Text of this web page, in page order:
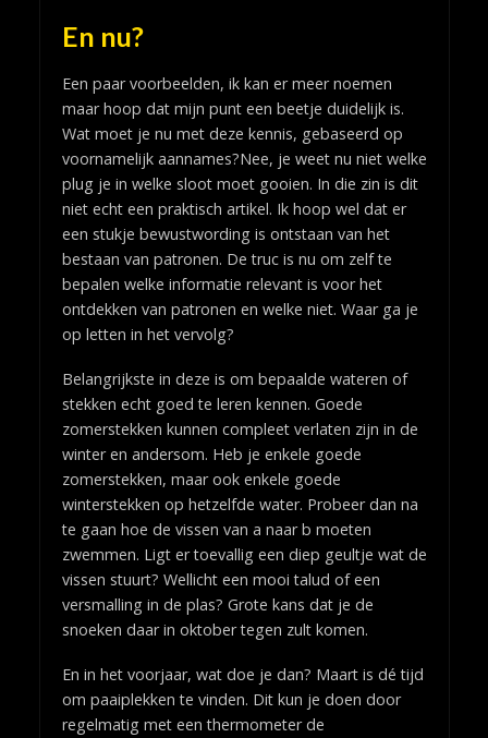
En nu?
Een paar voorbeelden, ik kan er meer noemen
maar hoop dat mijn punt een beetje duidelijk is.
Wat moet je nu met deze kennis, gebaseerd op
voornamelijk aannames?Nee, je weet nu niet welke
plug je in welke sloot moet gooien. In die zin is dit
niet echt een praktisch artikel. Ik hoop wel dat er
een stukje bewustwording is ontstaan van het
bestaan van patronen. De truc is nu om zelf te
bepalen welke informatie relevant is voor het
ontdekken van patronen en welke niet. Waar ga je
op letten in het vervolg?
Belangrijkste in deze is om bepaalde wateren of
stekken echt goed te leren kennen. Goede
zomerstekken kunnen compleet verlaten zijn in de
winter en andersom. Heb je enkele goede
zomerstekken, maar ook enkele goede
winterstekken op hetzelfde water. Probeer dan na
te gaan hoe de vissen van a naar b moeten
zwemmen. Ligt er toevallig een diep geultje wat de
vissen stuurt? Wellicht een mooi talud of een
versmalling in de plas? Grote kans dat je de
snoeken daar in oktober tegen zult komen.
En in het voorjaar, wat doe je dan? Maart is dé tijd
om paaiplekken te vinden. Dit kun je doen door
regelmatig met een thermometer de